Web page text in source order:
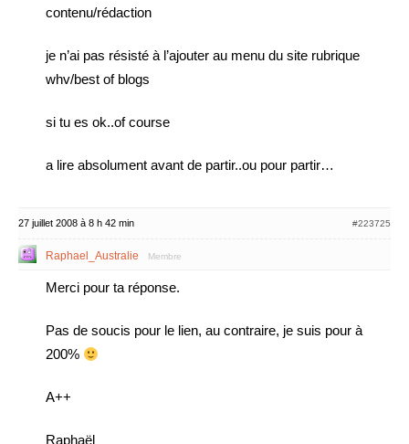
contenu/rédaction
je n’ai pas résisté à l’ajouter au menu du site rubrique
whv/best of blogs
si tu es ok..of course
a lire absolument avant de partir..ou pour partir…
27 juillet 2008 à 8 h 42 min #223725
Raphael_Australie Membre
Merci pour ta réponse.
Pas de soucis pour le lien, au contraire, je suis pour à
200%
A++
Raphaël